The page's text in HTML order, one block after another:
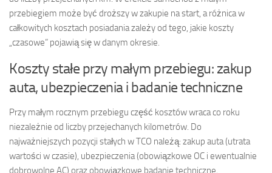
przebiegiem może być droższy w zakupie na start, a różnica w
całkowitych kosztach posiadania zależy od tego, jakie koszty
„czasowe” pojawią się w danym okresie.
Koszty stałe przy małym przebiegu: zakup
auta, ubezpieczenia i badanie techniczne
Przy małym rocznym przebiegu część kosztów wraca co roku
niezależnie od liczby przejechanych kilometrów. Do
najważniejszych pozycji stałych w TCO należą: zakup auta (utrata
wartości w czasie), ubezpieczenia (obowiązkowe OC i ewentualnie
dobrowolne AC) oraz obowiązkowe badanie techniczne.